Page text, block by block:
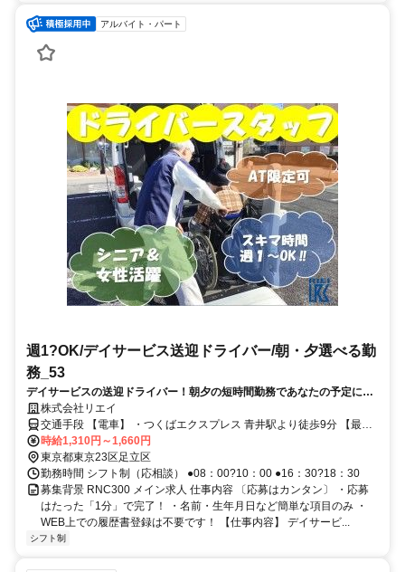
アルバイト・パート
週1?OK/デイサービス送迎ドライバー/朝・夕選べる勤
務_53
デイサービスの送迎ドライバー！朝夕の短時間勤務であなたの予定に合
わせて働けます。
株式会社リエイ
交通手段 【電車】 ・つくばエクスプレス 青井駅より徒歩9分 【最寄
り駅】 ・つくばエクスプレス「青井駅」
時給1,310円～1,660円
東京都東京23区足立区
勤務時間 シフト制（応相談） ●08：00?10：00 ●16：30?18：30
募集背景 RNC300 メイン求人 仕事内容 〔応募はカンタン〕 ・応募
はたった「1分」で完了！ ・名前・生年月日など簡単な項目のみ ・
WEB上での履歴書登録は不要です！ 【仕事内容】 デイサービ...
シフト制